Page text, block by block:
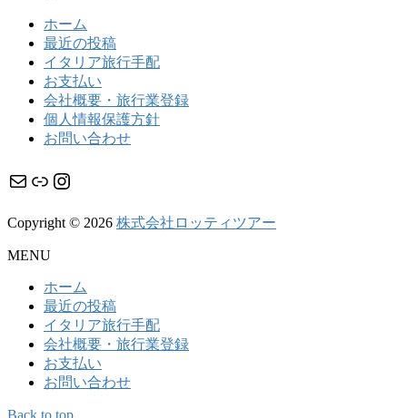
ホーム
最近の投稿
イタリア旅行手配
お支払い
会社概要・旅行業登録
個人情報保護方針
お問い合わせ
メール リンク Instagram
Copyright © 2026 株式会社ロッティツアー
MENU
ホーム
最近の投稿
イタリア旅行手配
会社概要・旅行業登録
お支払い
お問い合わせ
Back to top